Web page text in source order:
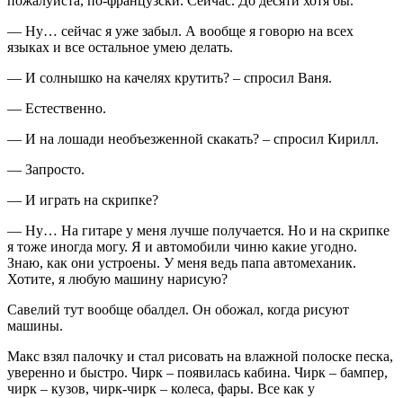
— Ну… сейчас я уже забыл. А вообще я говорю на всех
языках и все остальное умею делать.
— И солнышко на качелях крутить? – спросил Ваня.
— Естественно.
— И на лошади необъезженной скакать? – спросил Кирилл.
— Запросто.
— И играть на скрипке?
— Ну… На гитаре у меня лучше получается. Но и на скрипке
я тоже иногда могу. Я и автомобили чиню какие угодно.
Знаю, как они устроены. У меня ведь папа автомеханик.
Хотите, я любую машину нарисую?
Савелий тут вообще обалдел. Он обожал, когда рисуют
машины.
Макс взял палочку и стал рисовать на влажной полоске песка,
уверенно и быстро. Чирк – появилась кабина. Чирк – бампер,
чирк – кузов, чирк-чирк – колеса, фары. Все как у